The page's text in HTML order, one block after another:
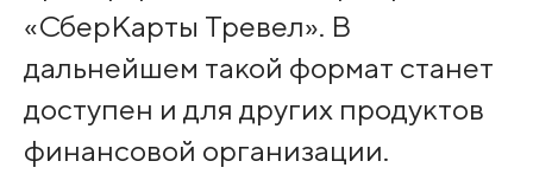
«СберКарты Тревел». В
дальнейшем такой формат станет
доступен и для других продуктов
финансовой организации.